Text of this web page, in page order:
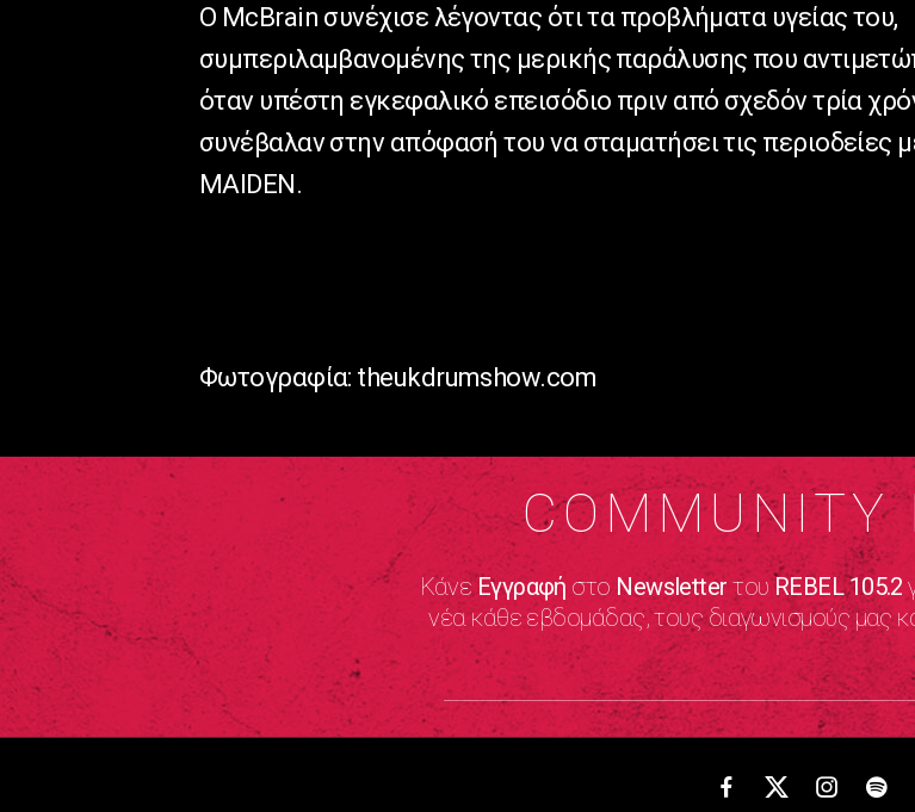
Ο McBrain συνέχισε λέγοντας ότι τα προβλήματα υγείας του,
συμπεριλαμβανομένης της μερικής παράλυσης που
όταν υπέστη εγκεφαλικό επεισόδιο πριν από σχεδόν τρία
συνέβαλαν στην απόφασή του να σταματήσει τις περιοδείες
MAIDEN.
Φωτογραφία: theukdrumshow.com
COMMUNITY
ΚάνεΕγγραφή στο Newsletter τουREBEL 105.2
νέα κάθε εβδομάδας, τους διαγωνισμούς μας